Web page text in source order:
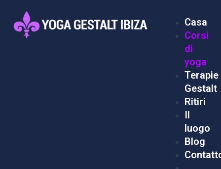
contenuto
Casa
Corsi
di
yoga
Terapie
Gestalt
Ritiri
Il
luogo
Blog
Menu